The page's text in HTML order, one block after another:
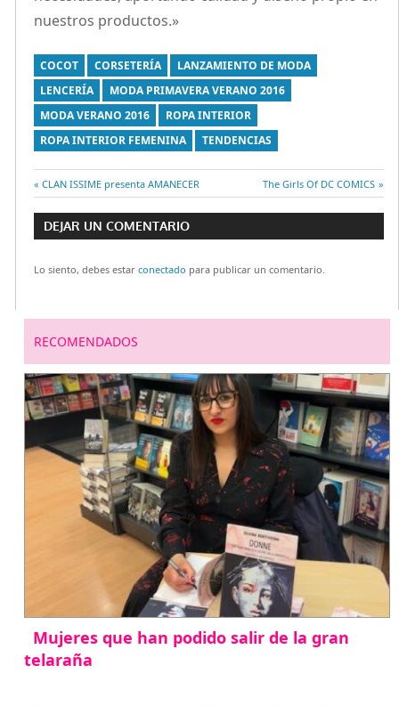
nuestros productos.»
COCOT CORSETERÍA
LANZAMIENTO DE MODA
LENCERÍA
MODA PRIMAVERA VERANO 2016
MODA VERANO 2016
ROPA INTERIOR
ROPA INTERIOR FEMENINA
TENDENCIAS
Navegación
de
entradas
Entrada
anterior:
CLAN ISSIME presenta AMANECER
Entrada
siguiente:
The Girls Of DC COMICS
DEJAR UN COMENTARIO
Lo siento, debes estar conectado para publicar un comentario.
RECOMENDADOS
Mujeres que han podido salir de la gran
telaraña